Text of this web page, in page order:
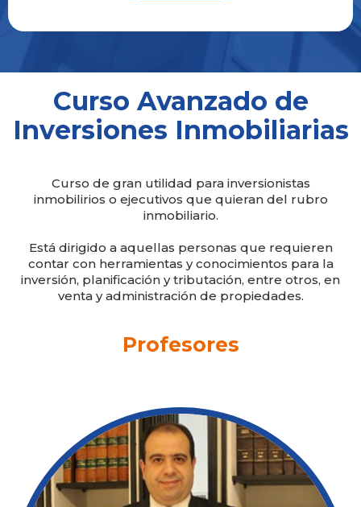
Curso Avanzado de
Inversiones Inmobiliarias
Curso de gran utilidad para inversionistas
inmobilirios o ejecutivos que quieran del rubro
inmobiliario.
Está dirigido a aquellas personas que requieren
contar con herramientas y conocimientos para la
inversión, planificación y tributación, entre otros, en
venta y administración de propiedades.
Profesores